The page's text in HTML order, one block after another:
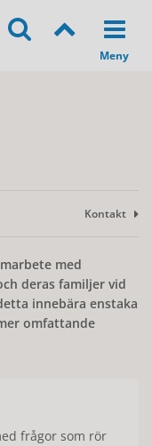
Kontakt
med
deras familjer vid
innebära enstaka
omfattande
frågor som rör